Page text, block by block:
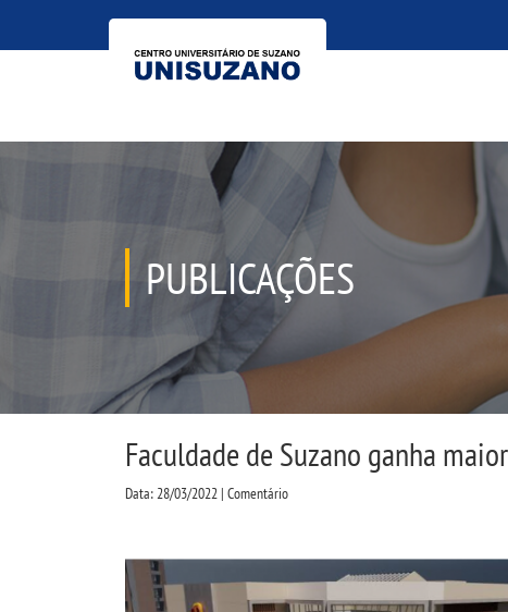
PUBLICAÇÕES
Faculdade de Suzano ganha
Data: 28/03/2022 | Comentário